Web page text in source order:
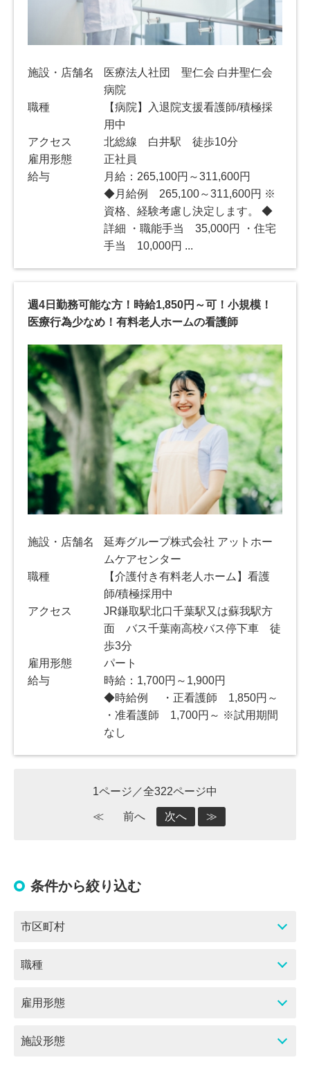
施設・店舗名
医療法人社団 聖仁会 白井聖仁会
病院
職種
【病院】入退院支援看護師/積極採
用中
アクセス
北総線 白井駅 徒歩10分
雇用形態
正社員
給与
月給：265,100円～311,600円
◆月給例 265,100～311,600円 ※
資格、経験考慮し決定します。 ◆
詳細 ・職能手当 35,000円 ・住宅
手当 10,000円 ...
週4日勤務可能な方！時給1,850円～可！小規模！
医療行為少なめ！有料老人ホームの看護師
施設・店舗名
延寿グループ株式会社 アットホー
ムケアセンター
職種
【介護付き有料老人ホーム】看護
師/積極採用中
アクセス
JR鎌取駅北口千葉駅又は蘇我駅方
面 バス千葉南高校バス停下車 徒
歩3分
雇用形態
パート
給与
時給：1,700円～1,900円
◆時給例 ・正看護師 1,850円～
・准看護師 1,700円～ ※試用期間
なし
1ページ／全322ページ中
≪ 前へ 次へ ≫
条件から絞り込む
市区町村
職種
雇用形態
施設形態